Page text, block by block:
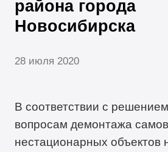
района города
Новосибирска
28 июля 2020
В соответствии с
вопросам демонтажа
нестационарных объектов